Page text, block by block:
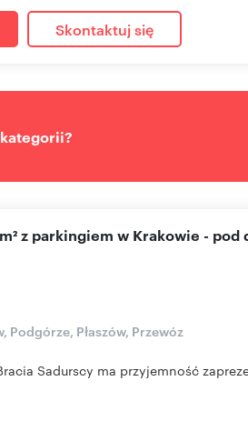
Skontaktuj się
z parkingiem w Krakowie - pod
Podgórze, Płaszów, Przewóz
Sadurscy ma przyjemność